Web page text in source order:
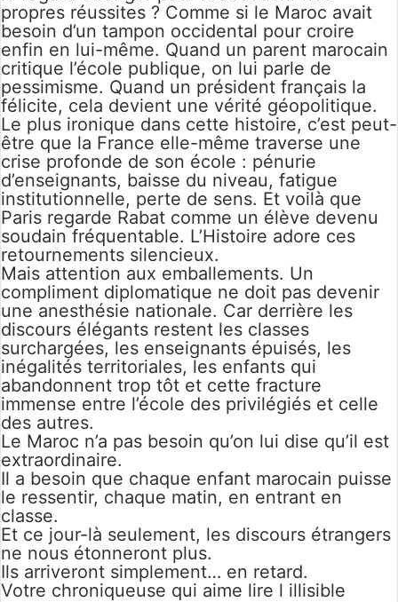
propres réussites ? Comme si le Maroc avait
besoin d’un tampon occidental pour croire
enfin en lui-même. Quand un parent marocain
critique l’école publique, on lui parle de
pessimisme. Quand un président français la
félicite, cela devient une vérité géopolitique.
Le plus ironique dans cette histoire, c’est peut-
être que la France elle-même traverse une
crise profonde de son école : pénurie
d’enseignants, baisse du niveau, fatigue
institutionnelle, perte de sens. Et voilà que
Paris regarde Rabat comme un élève devenu
soudain fréquentable. L’Histoire adore ces
retournements silencieux.
Mais attention aux emballements. Un
compliment diplomatique ne doit pas devenir
une anesthésie nationale. Car derrière les
discours élégants restent les classes
surchargées, les enseignants épuisés, les
inégalités territoriales, les enfants qui
abandonnent trop tôt et cette fracture
immense entre l’école des privilégiés et celle
des autres.
Le Maroc n’a pas besoin qu’on lui dise qu’il est
extraordinaire.
Il a besoin que chaque enfant marocain puisse
le ressentir, chaque matin, en entrant en
classe.
Et ce jour-là seulement, les discours étrangers
ne nous étonneront plus.
Ils arriveront simplement… en retard.
Votre chroniqueuse qui aime lire l illisible